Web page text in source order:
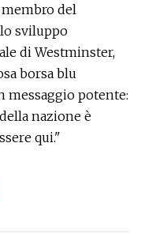
del
sviluppo
di Westminster,
borsa blu
messaggio potente:
nazione è
qui."